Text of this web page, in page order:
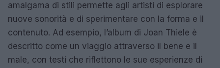
amalgama di stili permette agli artisti di esplorare
nuove sonorità e di sperimentare con la forma e il
contenuto. Ad esempio, l’album di Joan Thiele è
descritto come un viaggio attraverso il bene e il
male, con testi che riflettono le sue esperienze di